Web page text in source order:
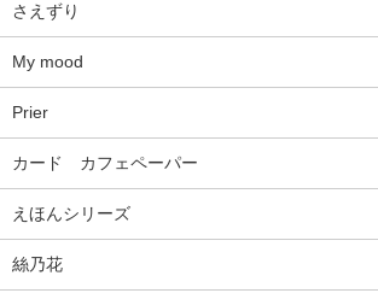
さえずり
My mood
Prier
カード カフェペーパー
えほんシリーズ
絲乃花